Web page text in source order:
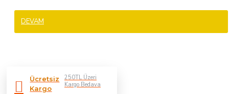
DEVAM
Ücretsiz
Kargo
250TL Üzeri
Kargo Bedava